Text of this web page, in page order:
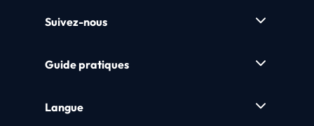
Suivez-nous
Guide pratiques
Langue